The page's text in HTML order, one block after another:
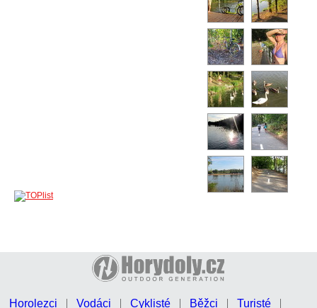
Horolezci Vodáci Cyklisté Běžci Turisté